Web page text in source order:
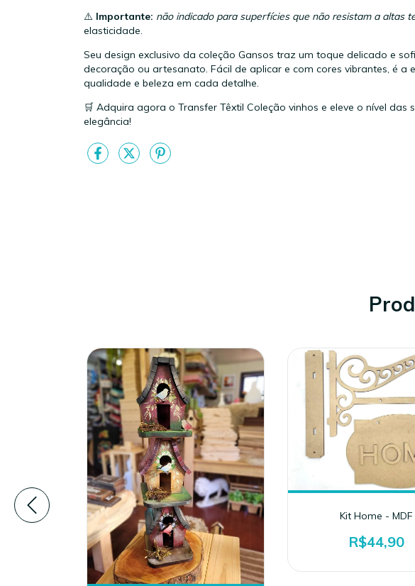
⚠️ Importante: não indicado para superfícies que não resistam a altas
elasticidade.
Seu design exclusivo da coleção Gansos traz um toque delicado e
decoração ou artesanato. Fácil de aplicar e com cores vibrantes, é a
qualidade e beleza em cada detalhe.
🛒 Adquira agora o Transfer Têxtil Coleção vinhos e eleve o nível das
elegância!
Kit Home - MDF
R$44,90